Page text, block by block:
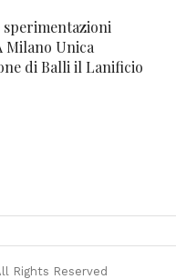
Milano Unica
di Balli il Lanificio
Rights Reserved